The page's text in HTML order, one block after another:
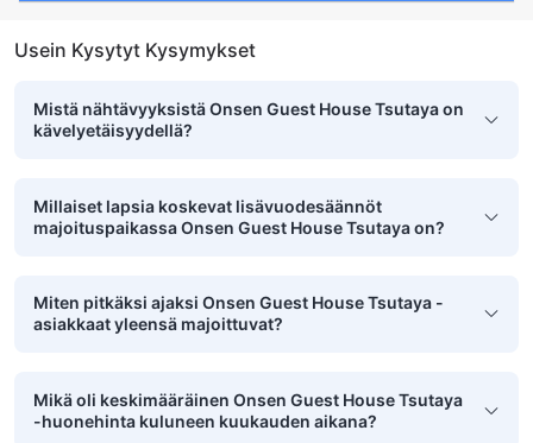
Usein Kysytyt Kysymykset
Mistä nähtävyyksistä Onsen Guest House Tsutaya on
kävelyetäisyydellä?
Millaiset lapsia koskevat lisävuodesäännöt
majoituspaikassa Onsen Guest House Tsutaya on?
Miten pitkäksi ajaksi Onsen Guest House Tsutaya -
asiakkaat yleensä majoittuvat?
Mikä oli keskimääräinen Onsen Guest House Tsutaya
-huonehinta kuluneen kuukauden aikana?